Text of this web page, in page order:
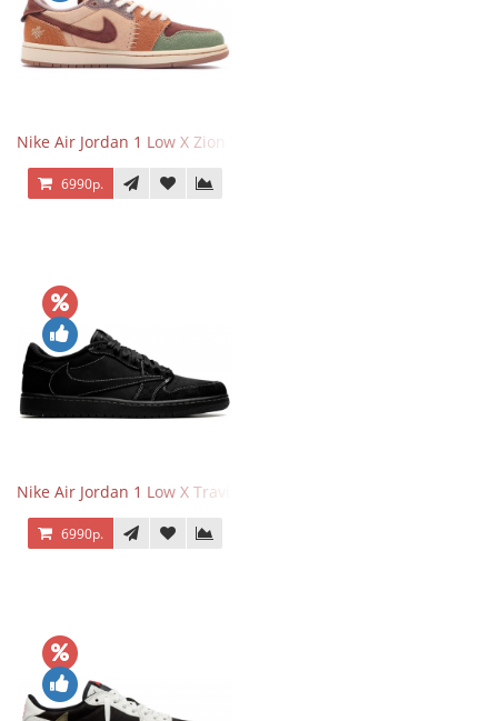
Nike Air Jordan 1 Low X Zion Williamson Voodoo
6990р.
Nike Air Jordan 1 Low X Travis Scott Black Phantom
6990р.